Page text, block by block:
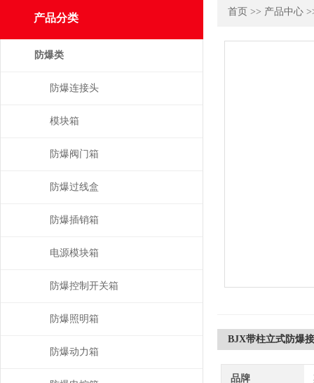
首页 >> 产品中心
BJX带柱立式防爆
品牌
产品分类
防爆类
防爆连接头
模块箱
防爆阀门箱
防爆过线盒
防爆插销箱
电源模块箱
防爆控制开关箱
防爆照明箱
防爆动力箱